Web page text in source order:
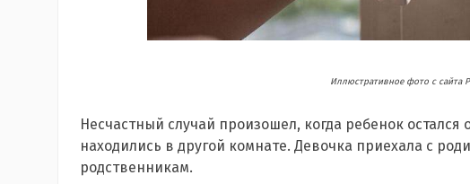
Иллюстративное фото с сайта
Несчастный случай произошел, когда ребенок
находились в другой комнате. Девочка приехала с
родственникам.